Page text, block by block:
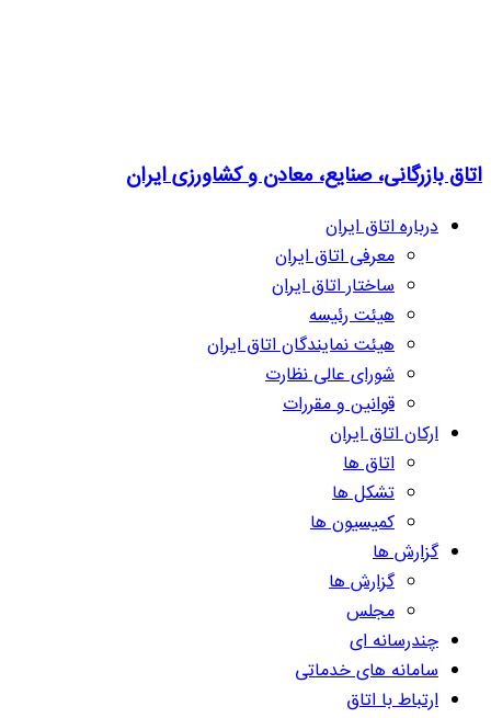
اتاق بازرگانی، صنایع، معادن و کشاورزی ایران
درباره اتاق ایران
معرفی اتاق ایران
ساختار اتاق ایران
هیئت رئیسه
هیئت نمایندگان اتاق ایران
شورای عالی نظارت
قوانین و مقررات
ارکان اتاق ایران
اتاق ها
تشکل ها
کمیسیون ها
گزارش ها
گزارش ها
مجلس
چندرسانه ای
سامانه های خدماتی
ارتباط با اتاق